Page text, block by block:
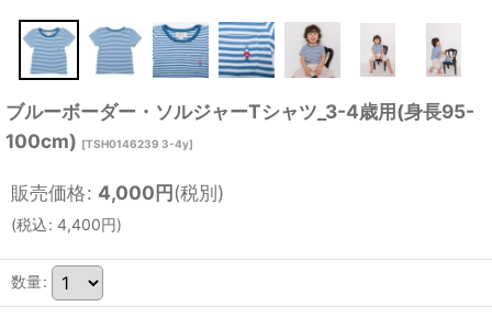
ブルーボーダー・ソルジャーTシャツ_3-4歳用(身長95-
100cm) [TSH0146239 3-4y]
販売価格: 4,000円(税別)
(税込: 4,400円)
数量: